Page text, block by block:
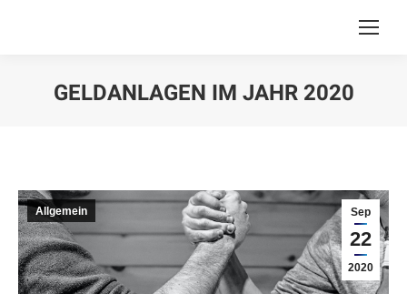
GELDANLAGEN IM JAHR 2020
Sep
22
2020
Allgemein